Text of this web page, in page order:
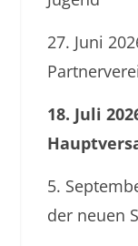
27. Juni
18. Juli
5.
der neuen